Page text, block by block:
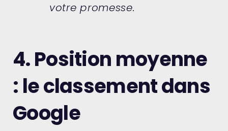
votre promesse.
4. Position moyenne
: le classement dans
Google